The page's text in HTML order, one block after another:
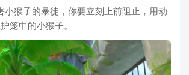
猴子的暴徒，你要立刻上前阻止，用动
笼中的小猴子。